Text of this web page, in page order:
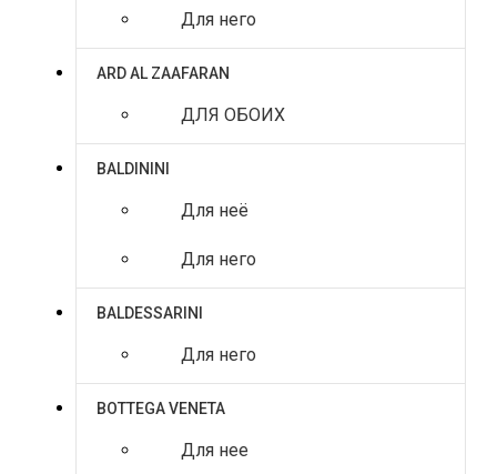
Для него
ARD AL ZAAFARAN
ДЛЯ ОБОИХ
BALDININI
Для неё
Для него
BALDESSARINI
Для него
BOTTEGA VENETA
Для нее